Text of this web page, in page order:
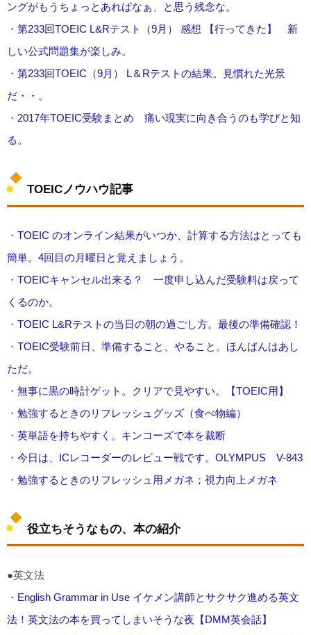
ングがもうちょっとあればなぁ、と思う残念な。
・ 第233回TOEIC L&Rテスト（9月） 感想 【行ってきた】 新
しい公式問題集が楽しみ。
・ 第233回TOEIC（9月） L＆Rテストの結果。見慣れた光景
だ・・。
・ 2017年TOEIC受験まとめ 痛い現実に向き合うのも学びと知
る。
TOEICノウハウ記事
・ TOEIC のオンライン結果がいつか、計算する方法はとっても
簡単。4回目の月曜日と覚えましょう。
・ TOEICキャンセル出来る？ 一度申し込んだ受験料は戻って
くるのか。
・ TOEIC L&Rテストの当日の朝の過ごし方。最後の準備確認！
・ TOEIC受験前日、準備すること、やること。ほんばんはあし
ただ。
・ 無事に黒の時計ゲット。クリアで見やすい。【TOEIC用】
・ 勉強するときのリフレッシュグッズ（食べ物編）
・ 英単語を持ちやすく。キンコーズで本を裁断
・ 今日は、ICレコーダーのレビュー戦です。OLYMPUS V-843
・ 勉強するときのリフレッシュ用メガネ；視力向上メガネ
役立ちそうなもの、本の紹介
●英文法
・ English Grammar in Use イケメン講師とサクサク進める英文
法！英文法の本を買ってしまいそうな夜【DMM英会話】